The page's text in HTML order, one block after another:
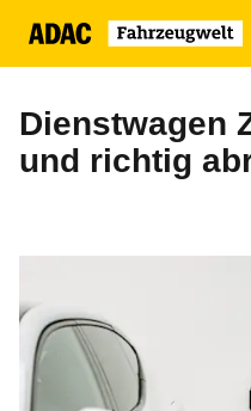
Dienstwagen
und richtig